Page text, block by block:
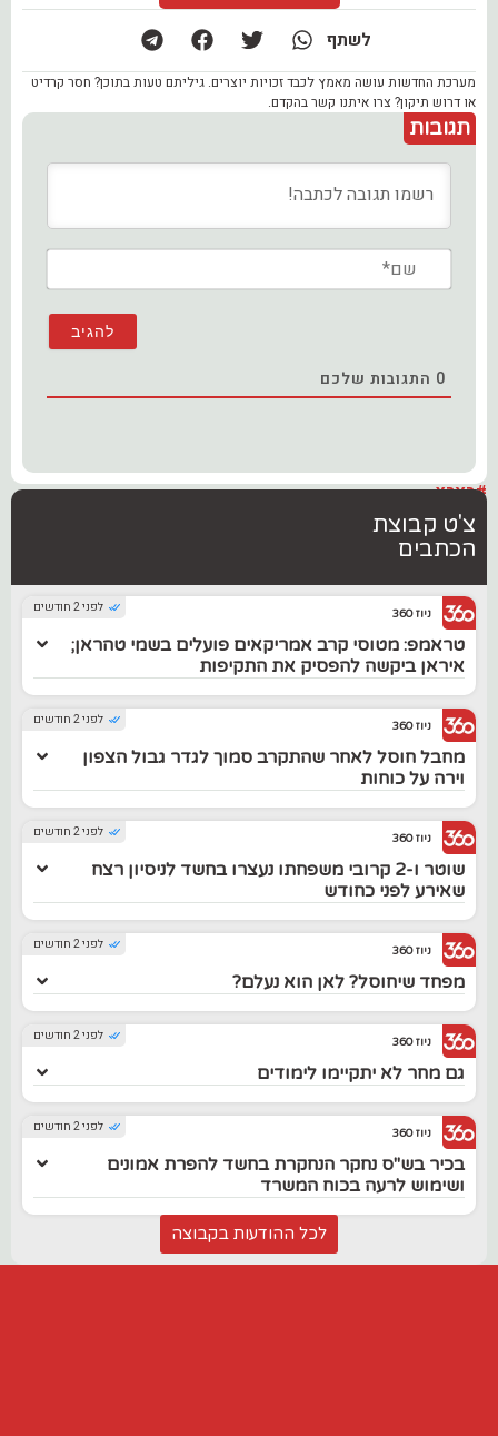
לשתף
מערכת החדשות עושה מאמץ לכבד זכויות יוצרים. גיליתם טעות בתוכן? חסר קרדיט
או דרוש תיקון? צרו איתנו קשר בהקדם.
תגובות
0 התגובות שלכם
#בארץ
צ'ט קבוצת
הכתבים
לפני 2 חודשים ניוז 360
טראמפ: מטוסי קרב אמריקאים פועלים בשמי טהראן;
איראן ביקשה להפסיק את התקיפות
לפני 2 חודשים ניוז 360
מחבל חוסל לאחר שהתקרב סמוך לגדר גבול הצפון
וירה על כוחות
לפני 2 חודשים ניוז 360
שוטר ו-2 קרובי משפחתו נעצרו בחשד לניסיון רצח
שאירע לפני כחודש
לפני 2 חודשים ניוז 360
מפחד שיחוסל? לאן הוא נעלם?
לפני 2 חודשים ניוז 360
גם מחר לא יתקיימו לימודים
לפני 2 חודשים ניוז 360
בכיר בש"ס נחקר הנחקרת בחשד להפרת אמונים
ושימוש לרעה בכוח המשרד
לכל ההודעות בקבוצה